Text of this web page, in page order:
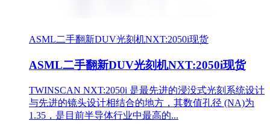
ASML二手翻新DUV光刻机NXT:2050i现货
ASML二手翻新DUV光刻机NXT:2050i现货
TWINSCAN NXT:2050i 是最先进的浸没式光刻系统设计
与先进的镜头设计相结合的地方，其数值孔径 (NA)为
1.35，是目前半导体行业中最高的...